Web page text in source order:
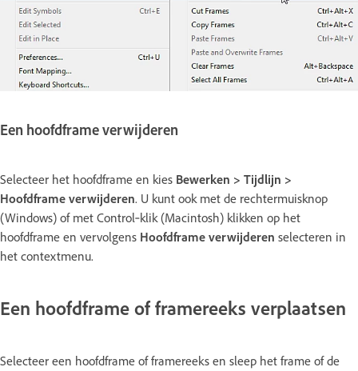
Een hoofdframe verwijderen
Selecteer het hoofdframe en kies Bewerken > Tijdlijn >
Hoofdframe verwijderen. U kunt ook met de rechtermuisknop
(Windows) of met Control‑klik (Macintosh) klikken op het
hoofdframe en vervolgens Hoofdframe verwijderen selecteren in
het contextmenu.
Een hoofdframe of framereeks verplaatsen
Selecteer een hoofdframe of framereeks en sleep het frame of de